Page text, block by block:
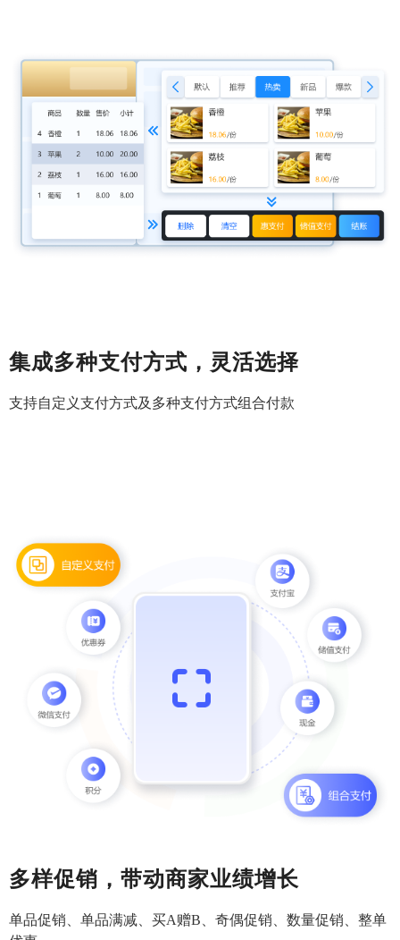
集成多种支付方式，灵活选择
支持自定义支付方式及多种支付方式组合付款
多样促销，带动商家业绩增长
单品促销、单品满减、买A赠B、奇偶促销、数量促销、整单